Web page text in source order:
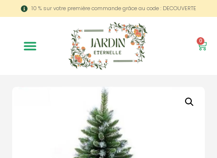
10 % sur votre première commande grâce au code : DECOUVERTE
0